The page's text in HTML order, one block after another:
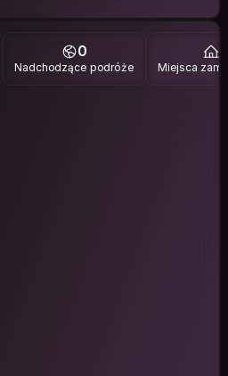
0
Nadchodzące podróże Miejsca